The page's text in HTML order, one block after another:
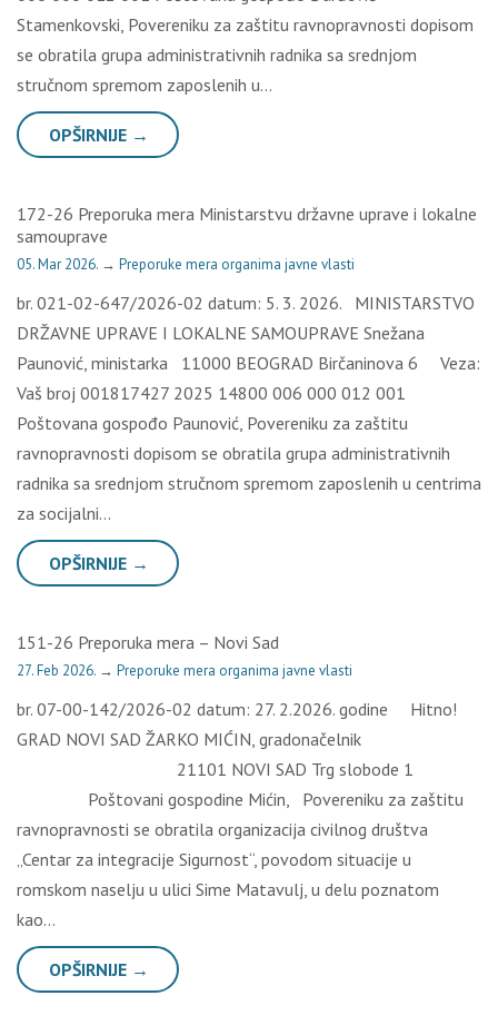
Stamenkovski, Povereniku za zaštitu ravnopravnosti dopisom
se obratila grupa administrativnih radnika sa srednjom
stručnom spremom zaposlenih u…
OPŠIRNIJE →
172-26 Preporuka mera Ministarstvu državne uprave i lokalne
samouprave
05. Mar 2026. → Preporuke mera organima javne vlasti
br. 021-02-647/2026-02 datum: 5. 3. 2026. MINISTARSTVO
DRŽAVNE UPRAVE I LOKALNE SAMOUPRAVE Snežana
Paunović, ministarka 11000 BEOGRAD Birčaninova 6 Veza:
Vaš broj 001817427 2025 14800 006 000 012 001
Poštovana gospođo Paunović, Povereniku za zaštitu
ravnopravnosti dopisom se obratila grupa administrativnih
radnika sa srednjom stručnom spremom zaposlenih u centrima
za socijalni…
OPŠIRNIJE →
151-26 Preporuka mera – Novi Sad
27. Feb 2026. → Preporuke mera organima javne vlasti
br. 07-00-142/2026-02 datum: 27. 2.2026. godine Hitno!
GRAD NOVI SAD ŽARKO MIĆIN, gradonačelnik
21101 NOVI SAD Trg slobode 1
Poštovani gospodine Mićin, Povereniku za zaštitu
ravnopravnosti se obratila organizacija civilnog društva
„Centar za integracije Sigurnost“, povodom situacije u
romskom naselju u ulici Sime Matavulj, u delu poznatom
kao…
OPŠIRNIJE →